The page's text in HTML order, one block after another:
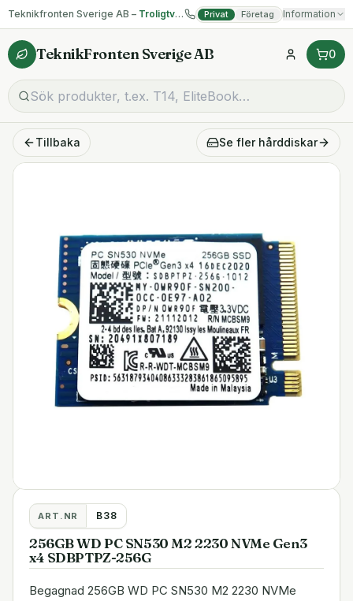
Teknikfronten Sverige AB – Troligtvis billigast på begagnad IT! Privat Företag Information
TeknikFronten Sverige AB 0
Tillbaka Se fler hårddiskar
ART.NR B38
256GB WD PC SN530 M2 2230 NVMe Gen3
x4 SDBPTPZ-256G
Begagnad 256GB WD PC SN530 M2 2230 NVMe